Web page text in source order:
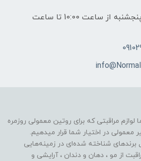
ساعات کاری: شنبه تا پنجشنبه از ساعت 10:00 تا ساعت
مراقبتی که برای روتین معمولی روزمره
معمولی در اختیار شما قرار میدهیم.
شناخته شده‌ای در زمینه‌هایی
از مو ️، دهان و دندان ، آرایشی و